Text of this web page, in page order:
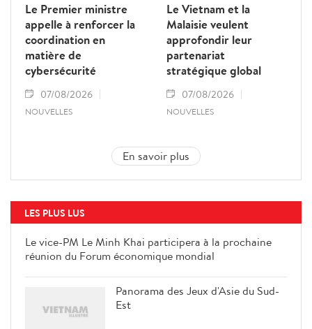
Le Premier ministre
appelle à renforcer la
coordination en
matière de
cybersécurité
07/08/2026
NOUVELLES
Le Vietnam et la
Malaisie veulent
approfondir leur
partenariat
stratégique global
07/08/2026
NOUVELLES
En savoir plus
LES PLUS LUS
Le vice-PM Le Minh Khai participera à la prochaine
réunion du Forum économique mondial
Panorama des Jeux d'Asie du Sud-
Est